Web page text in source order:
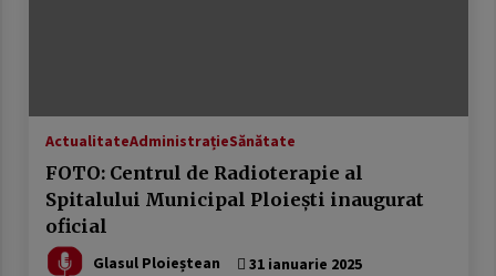
16 ianuarie 2026
DOCUMENTUL austerităţii. Guvernul taie
salariile, urmează concedieri masive,
concursuri pe post şi indicatori de
ActualitateAdministrațieSănătate
FOTO: Centrul de Radioterapie al
Spitalului Municipal Ploiești inaugurat
oficial
Glasul Ploieștean 31 ianuarie 2025